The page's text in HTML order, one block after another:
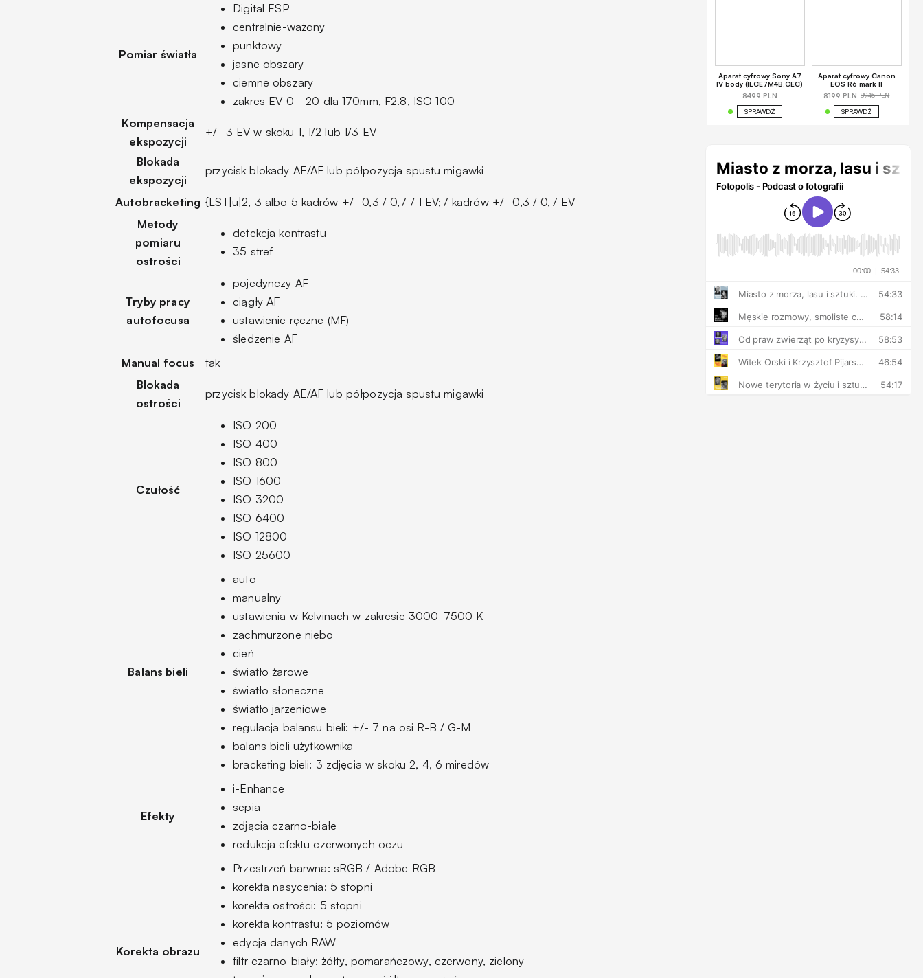
Pomiar światła
Digital ESP
centralnie-ważony
punktowy
jasne obszary
ciemne obszary
zakres EV 0 - 20 dla 170mm, F2.8, ISO 100
Kompensacja
ekspozycji
+/- 3 EV w skoku 1, 1/2 lub 1/3 EV
Blokada
ekspozycji
przycisk blokady AE/AF lub półpozycja spustu migawki
Autobracketing {LST|u|2, 3 albo 5 kadrów +/- 0,3 / 0,7 / 1 EV;7 kadrów +/- 0,3 / 0,7 EV
Metody
pomiaru
ostrości
detekcja kontrastu
35 stref
Tryby pracy
autofocusa
pojedynczy AF
ciągły AF
ustawienie ręczne (MF)
śledzenie AF
Manual focus
tak
Blokada
ostrości
przycisk blokady AE/AF lub półpozycja spustu migawki
Czułość
ISO 200
ISO 400
ISO 800
ISO 1600
ISO 3200
ISO 6400
ISO 12800
ISO 25600
Balans bieli
auto
manualny
ustawienia w Kelvinach w zakresie 3000-7500 K
zachmurzone niebo
cień
światło żarowe
światło słoneczne
światło jarzeniowe
regulacja balansu bieli: +/- 7 na osi R-B / G-M
balans bieli użytkownika
bracketing bieli: 3 zdjęcia w skoku 2, 4, 6 miredów
Efekty
i-Enhance
sepia
zdjącia czarno-białe
redukcja efektu czerwonych oczu
Korekta obrazu
Przestrzeń barwna: sRGB / Adobe RGB
korekta nasycenia: 5 stopni
korekta ostrości: 5 stopni
korekta kontrastu: 5 poziomów
edycja danych RAW
filtr czarno-biały: żółty, pomarańczowy, czerwony, zielony
Aparat cyfrowy Sony A7
IV body (ILCE7M4B.CEC)
8499 PLN
SPRAWDŹ
Aparat cyfrowy Canon
EOS R6 mark II
8199 PLN 8945 PLN
SPRAWDŹ